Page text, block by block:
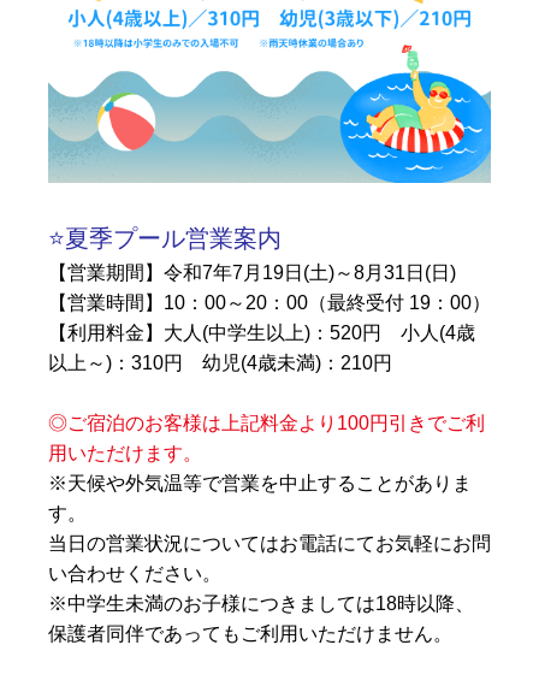
⭐️夏季プール営業案内
【営業期間】令和7年7月19日(土)～8月31日(日)
【営業時間】10：00～20：00（最終受付 19：00）
【利用料金】大人(中学生以上)：520円 小人(4歳
以上～)：310円 幼児(4歳未満)：210円
◎ご宿泊のお客様は上記料金より100円引きでご利
用いただけます。
※天候や外気温等で営業を中止することがありま
す。
当日の営業状況についてはお電話にてお気軽にお問
い合わせください。
※中学生未満のお子様につきましては18時以降、
保護者同伴であってもご利用いただけません。